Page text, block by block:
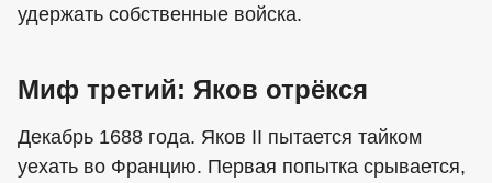
удержать собственные войска.
Миф третий: Яков отрёкся
Декабрь 1688 года. Яков II пытается тайком
уехать во Францию. Первая попытка срывается,